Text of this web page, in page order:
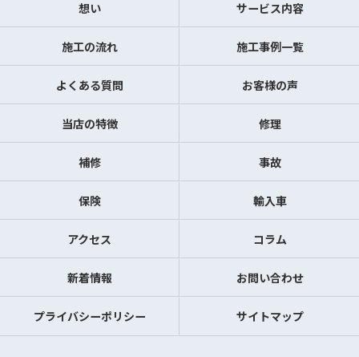
想い サービス内容
施工の流れ 施工事例一覧
よくある質問 お客様の声
当店の特徴 修理
補修 事故
保険 輸入車
アクセス コラム
新着情報 お問い合わせ
プライバシーポリシー サイトマップ